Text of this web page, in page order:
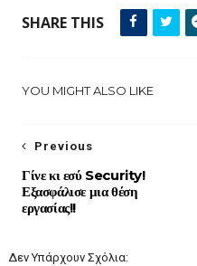
SHARE THIS
YOU MIGHT ALSO LIKE
Previous
Γίνε κι εσύ Security!
Εξασφάλισε μια θέση
εργασίας!!
Δεν Υπάρχουν Σχόλια: